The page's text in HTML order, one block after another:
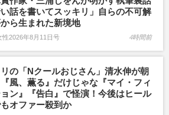
い話を書いてスッキリ」自らの不可解
ら生まれた新境地
性2026年8月11日号 4時間前
の「Nクールおじさん」清水伸が朝
『風、薫る』だけじゃな『マイ・フィ
ン』『告白』で怪演！今後はヒール
オファー殺到か